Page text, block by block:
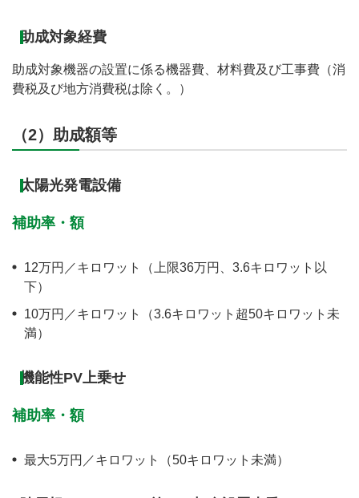
助成対象経費
助成対象機器の設置に係る機器費、材料費及び工事費（消
費税及び地方消費税は除く。）
（2）助成額等
太陽光発電設備
補助率・額
12万円／キロワット（上限36万円、3.6キロワット以
下）
10万円／キロワット（3.6キロワット超50キロワット未
満）
機能性PV上乗せ
補助率・額
最大5万円／キロワット（50キロワット未満）